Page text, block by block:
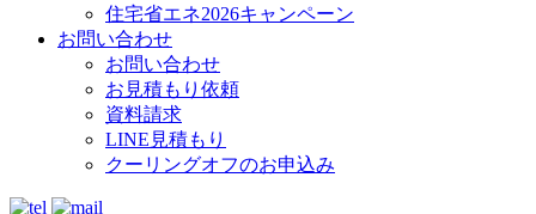
住宅省エネ2026キャンペーン
お問い合わせ
お問い合わせ
お見積もり依頼
資料請求
LINE見積もり
クーリングオフのお申込み